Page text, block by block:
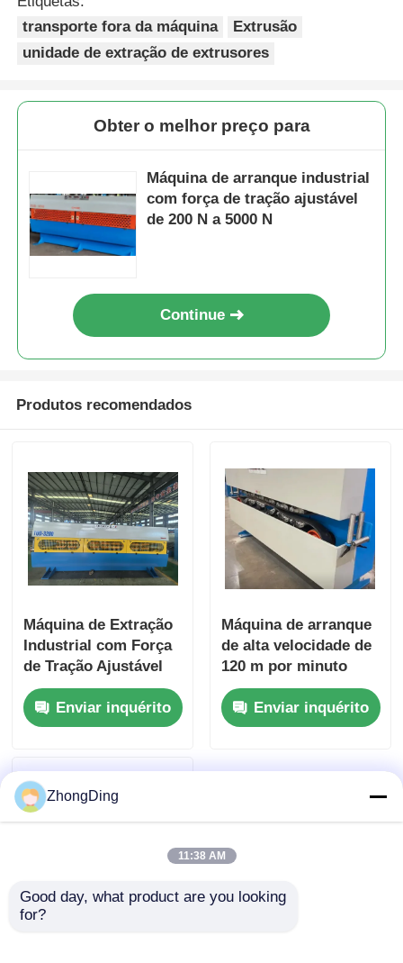
transporte fora da máquina
Extrusão
unidade de extração de extrusores
Obter o melhor preço para
Máquina de arranque industrial
com força de tração ajustável
de 200 N a 5000 N
Continue
Produtos recomendados
Máquina de Extração
Industrial com Força
de Tração Ajustável
para Produção de
Cabos de Fio
Enviar inquérito
Máquina de arranque
de alta velocidade de
120 m por minuto
para tração
automática contínua
de cabos
Enviar inquérito
ZhongDing
11:38 AM
Good day, what product are you looking
for?